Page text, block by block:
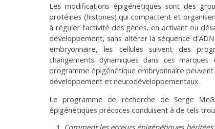
Les modifications épigénétiques sont des
protéines (histones) qui compactent et
à réguler l’activité des gènes, en activant ou
développement, sans altérer la séquence
embryonnaire, les cellules suivent des
changements dynamiques dans ces
programme épigénétique embryonnaire
développement et neurodéveloppementaux.
Le programme de recherche de Serge
épigénétiques précoces conduisent à de tels
Comment les erreurs épigénétiques